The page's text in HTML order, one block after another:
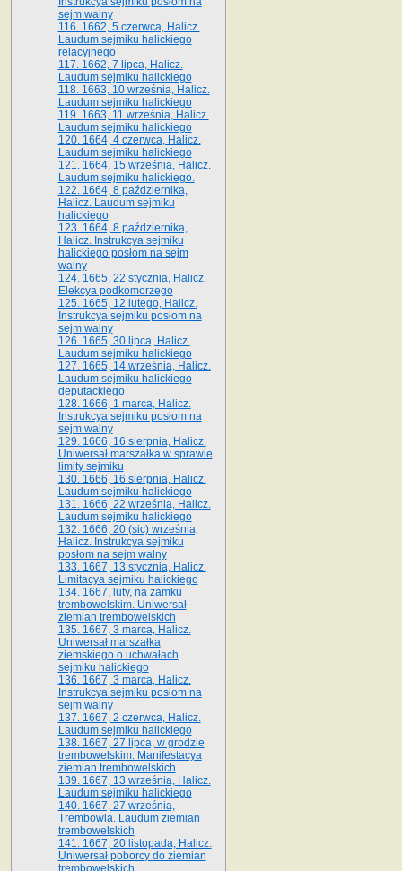
sejm walny
116. 1662, 5 czerwca, Halicz.
Laudum sejmiku halickiego
relacyjnego
117. 1662, 7 lipca, Halicz.
Laudum sejmiku halickiego
118. 1663, 10 września, Halicz.
Laudum sejmiku halickiego
119. 1663, 11 września, Halicz.
Laudum sejmiku halickiego
120. 1664, 4 czerwca, Halicz.
Laudum sejmiku halickiego
121. 1664, 15 września, Halicz.
Laudum sejmiku halickiego.
122. 1664, 8 października,
Halicz. Laudum sejmiku
halickiego
123. 1664, 8 października,
Halicz. Instrukcya sejmiku
halickiego posłom na sejm
walny
124. 1665, 22 stycznia, Halicz.
Elekcya podkomorzego
125. 1665, 12 lutego, Halicz.
Instrukcya sejmiku posłom na
sejm walny
126. 1665, 30 lipca, Halicz.
Laudum sejmiku halickiego
127. 1665, 14 września, Halicz.
Laudum sejmiku halickiego
deputackiego
128. 1666, 1 marca, Halicz.
Instrukcya sejmiku posłom na
sejm walny
129. 1666, 16 sierpnia, Halicz.
Uniwersał marszałka w sprawie
limity sejmiku
130. 1666, 16 sierpnia, Halicz.
Laudum sejmiku halickiego
131. 1666, 22 września, Halicz.
Laudum sejmiku halickiego
132. 1666, 20 (sic) września,
Halicz. Instrukcya sejmiku
posłom na sejm walny
133. 1667, 13 stycznia, Halicz.
Limitacya sejmiku halickiego
134. 1667, luty, na zamku
trembowelskim. Uniwersał
ziemian trembowelskich
135. 1667, 3 marca, Halicz.
Uniwersał marszałka
ziemskiego o uchwałach
sejmiku halickiego
136. 1667, 3 marca, Halicz.
Instrukcya sejmiku posłom na
sejm walny
137. 1667, 2 czerwca, Halicz.
Laudum sejmiku halickiego
138. 1667, 27 lipca, w grodzie
trembowelskim. Manifestacya
ziemian trembowelskich
139. 1667, 13 września, Halicz.
Laudum sejmiku halickiego
140. 1667, 27 września,
Trembowla. Laudum ziemian
trembowelskich
141. 1667, 20 listopada, Halicz.
Uniwersał poborcy do ziemian
trembowelskich